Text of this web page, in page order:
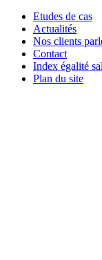
Etudes de cas
Actualités
Nos clients
Contact
Index égalité
Plan du site